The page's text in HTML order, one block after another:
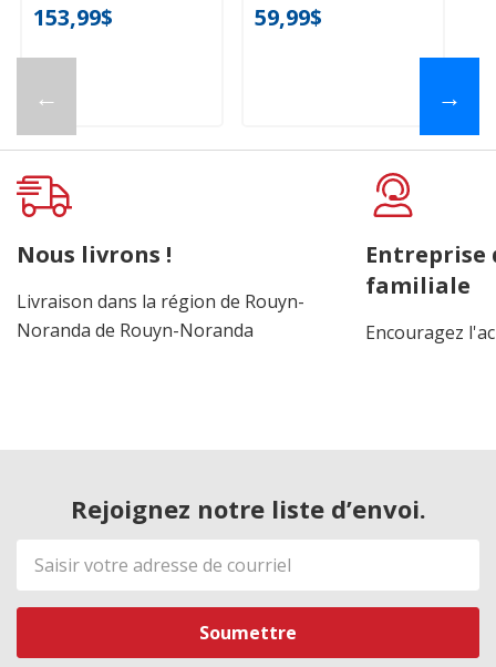
←
153,99$ 59,99$
→
Nous livrons !
Livraison dans la région de Rouyn-
Noranda de Rouyn-Noranda
Entreprise
familiale
Encouragez
Rejoignez notre liste d’envoi.
Adresse
de
courriel